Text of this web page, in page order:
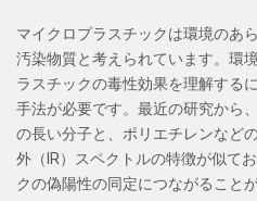
マイクロプラスチックは環境のあ
汚染物質と考えられています。環
ラスチックの毒性効果を理解する
手法が必要です。最近の研究から
の長い分子と、ポリエチレンなど
外（IR）スペクトルの特徴が似て
クの偽陽性の同定につながること